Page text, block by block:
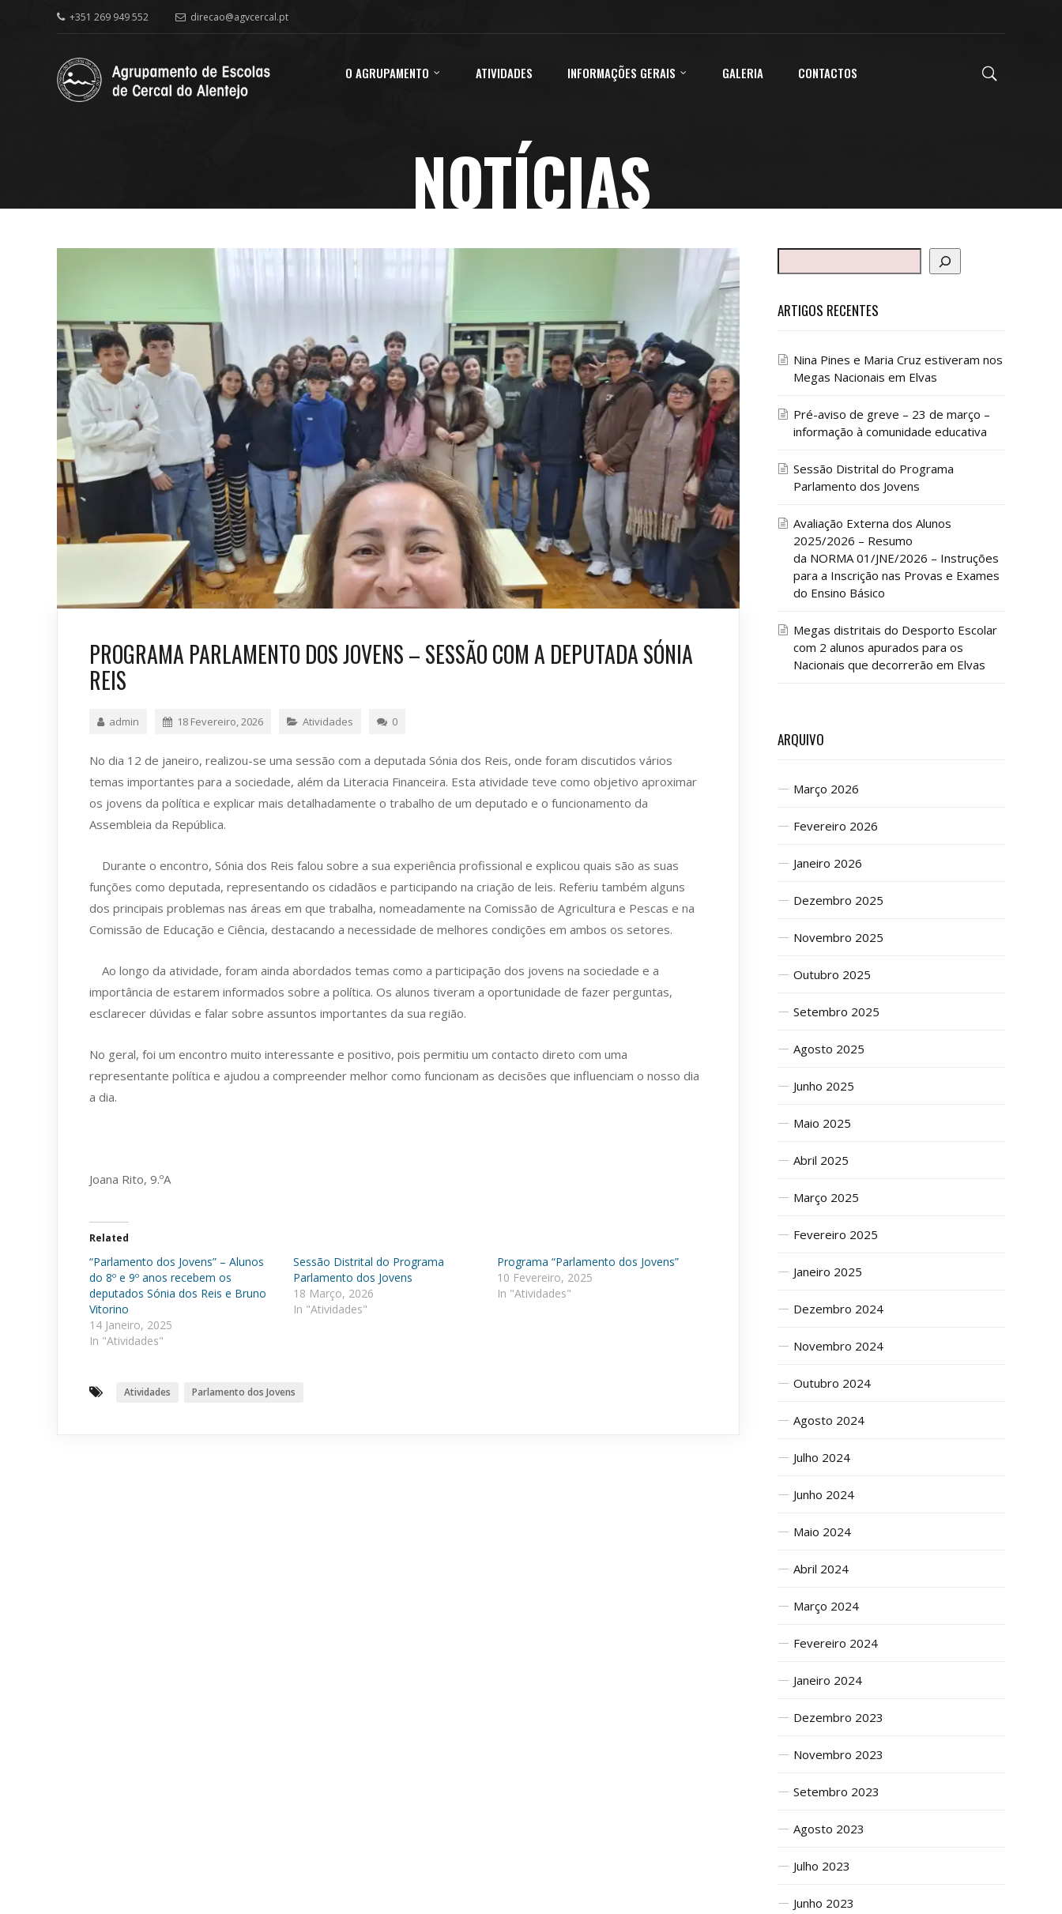
+351 269 949 552 direcao@agvcercal.pt
O AGRUPAMENTO ATIVIDADES INFORMAÇÕES GERAIS GALERIA CONTACTOS
NOTÍCIAS
PROGRAMA PARLAMENTO DOS JOVENS – SESSÃO COM A DEPUTADA SÓNIA
REIS
admin 18 Fevereiro, 2026 Atividades 0
No dia 12 de janeiro, realizou-se uma sessão com a deputada Sónia dos Reis, onde foram discutidos vários
temas importantes para a sociedade, além da Literacia Financeira. Esta atividade teve como objetivo aproximar
os jovens da política e explicar mais detalhadamente o trabalho de um deputado e o funcionamento da
Assembleia da República.
Durante o encontro, Sónia dos Reis falou sobre a sua experiência profissional e explicou quais são as suas
funções como deputada, representando os cidadãos e participando na criação de leis. Referiu também alguns
dos principais problemas nas áreas em que trabalha, nomeadamente na Comissão de Agricultura e Pescas e na
Comissão de Educação e Ciência, destacando a necessidade de melhores condições em ambos os setores.
Ao longo da atividade, foram ainda abordados temas como a participação dos jovens na sociedade e a
importância de estarem informados sobre a política. Os alunos tiveram a oportunidade de fazer perguntas,
esclarecer dúvidas e falar sobre assuntos importantes da sua região.
No geral, foi um encontro muito interessante e positivo, pois permitiu um contacto direto com uma
representante política e ajudou a compreender melhor como funcionam as decisões que influenciam o nosso dia
a dia.
Joana Rito, 9.ºA
Related
“Parlamento dos Jovens” – Alunos
do 8º e 9º anos recebem os
deputados Sónia dos Reis e Bruno
Vitorino
14 Janeiro, 2025
In "Atividades"
Sessão Distrital do Programa
Parlamento dos Jovens
18 Março, 2026
In "Atividades"
Programa “Parlamento dos Jovens”
10 Fevereiro, 2025
In "Atividades"
Atividades Parlamento dos Jovens
ARTIGOS RECENTES
Nina Pines e Maria Cruz estiveram nos
Megas Nacionais em Elvas
Pré-aviso de greve – 23 de março –
informação à comunidade educativa
Sessão Distrital do Programa
Parlamento dos Jovens
Avaliação Externa dos Alunos
2025/2026 – Resumo
da NORMA 01/JNE/2026 – Instruções
para a Inscrição nas Provas e Exames
do Ensino Básico
Megas distritais do Desporto Escolar
com 2 alunos apurados para os
Nacionais que decorrerão em Elvas
ARQUIVO
Março 2026
Fevereiro 2026
Janeiro 2026
Dezembro 2025
Novembro 2025
Outubro 2025
Setembro 2025
Agosto 2025
Junho 2025
Maio 2025
Abril 2025
Março 2025
Fevereiro 2025
Janeiro 2025
Dezembro 2024
Novembro 2024
Outubro 2024
Agosto 2024
Julho 2024
Junho 2024
Maio 2024
Abril 2024
Março 2024
Fevereiro 2024
Janeiro 2024
Dezembro 2023
Novembro 2023
Setembro 2023
Agosto 2023
Julho 2023
Junho 2023